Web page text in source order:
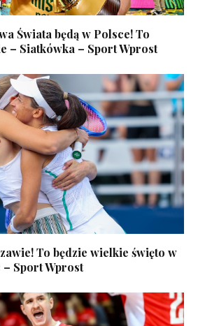
Świata będą w Polsce! To
– Siatkówka – Sport Wprost
To będzie wielkie święto w
– Sport Wprost